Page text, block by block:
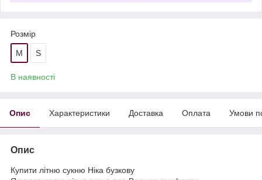
Розмір
M S
В наявності
Опис Характеристики Доставка Оплата Умови
Опис
Купити літню сукню Ніка бузкову